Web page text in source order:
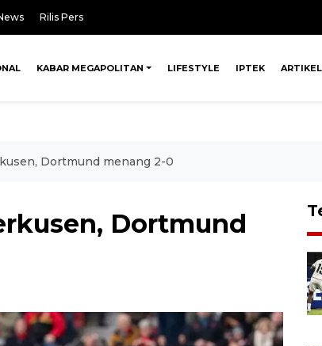
Rilis Pers
KABAR MEGAPOLITAN LIFESTYLE IPTEK ARTIKEL
Dortmund menang 2-0
Dortmund